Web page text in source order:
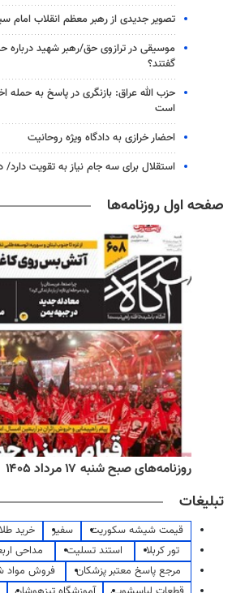
تصویر جدیدی از رهبر معظم انقلاب امام
موسیقی در ترازوی حق/رهبر شهید
گفتند؟
حزب الله عراق: بازنگری در پاسخ به حمله
است
احضار خرازی به دادگاه ویژه روحانیت
استقلال برای سه جام نیاز به تقویت
صفحه اول روزنامه‌ها
روزنامه‌های صبح شنبه ۱۷ مرداد ۱۴۰۵
تبلیغات
قیمت شیشه سکوریت سفیر خرید
تور کربلا
استند تسلیت مداحی
مرجع پاسخ معتبر پزشکان
فروش مواد